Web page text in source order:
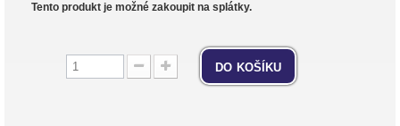
Tento produkt je možné zakoupit na splátky.
do košíku